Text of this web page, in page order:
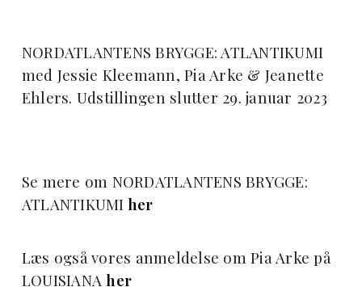
NORDATLANTENS BRYGGE: ATLANTIKUMI
med Jessie Kleemann, Pia Arke & Jeanette
Ehlers. Udstillingen slutter 29. januar 2023
Se mere om NORDATLANTENS BRYGGE:
ATLANTIKUMI her
Læs også vores anmeldelse om Pia Arke på
LOUISIANAher